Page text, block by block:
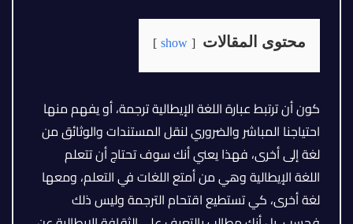
محتوى المقالات show
كون أن ترتبط عبارة اللغة الإيطالية ترجمة، أو يفهم منها
احتياجنا المباشر والضروري لنقل المستندات والوثائق من
لغة إلى أخرى، فهذا يعني أنك سوف تحتاج أن تتعلم
اللغة الإيطالية وهي من أمتع اللغات في التعلم، ومعها
لغة أخرى، كي تستطيع اقتحام الترجمة وليس ذلك